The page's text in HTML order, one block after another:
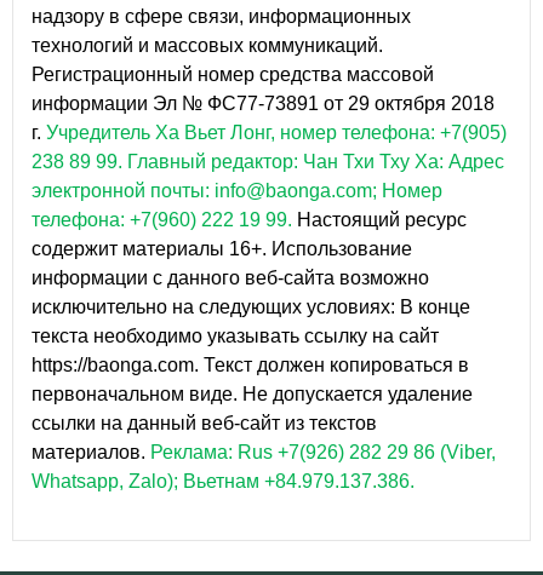
надзору в сфере связи, информационных
технологий и массовых коммуникаций.
Регистрационный номер средства массовой
информации Эл № ФС77-73891 от 29 октября 2018
г. Учредитель Ха Вьет Лонг, номер телефона: +7(905)
238 89 99. Главный редактор: Чан Тхи Тху Ха: Адрес
электронной почты: info@baonga.com; Номер
телефона: +7(960) 222 19 99. Настоящий ресурс
содержит материалы 16+. Использование
информации с данного веб-сайта возможно
исключительно на следующих условиях: В конце
текста необходимо указывать ссылку на сайт
https://baonga.com. Текст должен копироваться в
первоначальном виде. Не допускается удаление
ссылки на данный веб-сайт из текстов
материалов. Реклама: Rus +7(926) 282 29 86 (Viber,
Whatsapp, Zalo); Вьетнам +84.979.137.386.